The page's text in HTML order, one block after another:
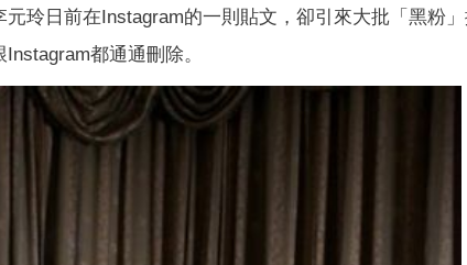
玲日前在Instagram的一則貼文，卻引來大批「黑粉
都通通刪除。